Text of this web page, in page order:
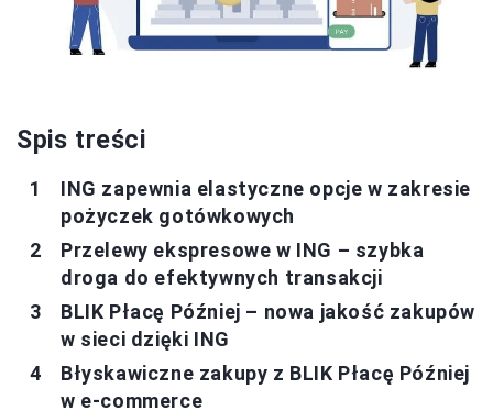
Spis treści
ING zapewnia elastyczne opcje w zakresie
pożyczek gotówkowych
Przelewy ekspresowe w ING – szybka
droga do efektywnych transakcji
BLIK Płacę Później – nowa jakość zakupów
w sieci dzięki ING
Błyskawiczne zakupy z BLIK Płacę Później
w e-commerce